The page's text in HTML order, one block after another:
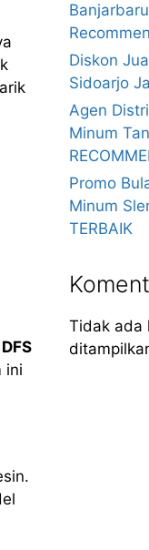
DFS
ini
Diskon
Sidoarjo
Agen
Minum
Promo
Minum
TERBAIK
Tidak ada